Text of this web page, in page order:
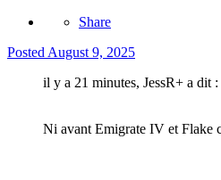
Share
Posted August 9, 2025
il y a 21 minutes, JessR+ a dit :
Ni avant Emigrate IV et Flake